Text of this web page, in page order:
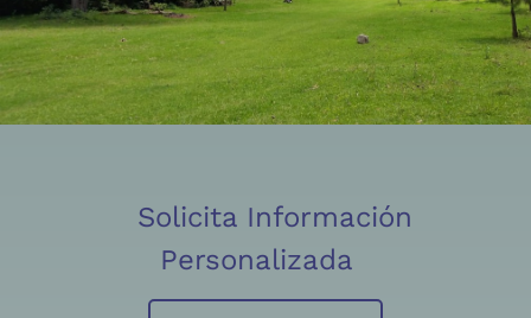
Solicita Información
Personalizada